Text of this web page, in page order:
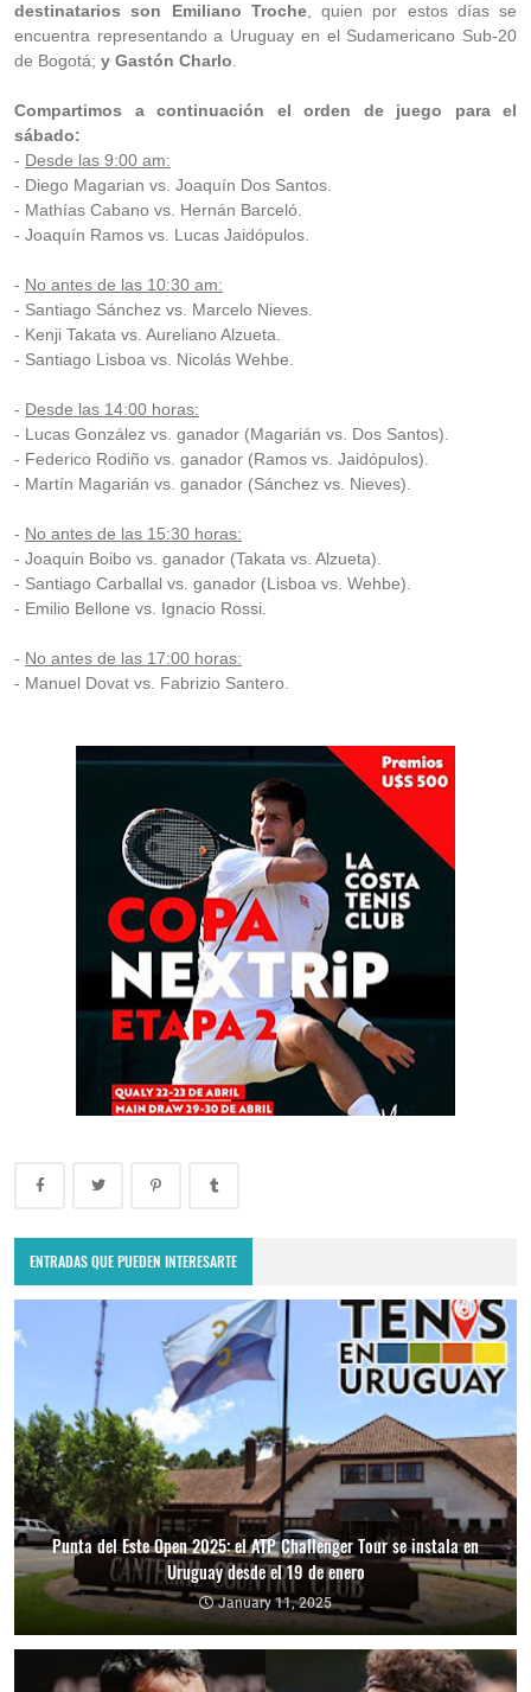
destinatarios son Emiliano Troche, quien por estos días se
encuentra representando a Uruguay en el Sudamericano Sub-20
de Bogotá; y Gastón Charlo
Compartimos a continuación el orden de juego para el
sábado:
- Desde las 9:00 am:
- Diego Magarian vs. Joaquín Dos Santos.
- Mathías Cabano vs. Hernán Barceló.
- Joaquín Ramos vs. Lucas Jaidópulos.
- No antes de las 10:30 am:
- Santiago Sánchez vs. Marcelo Nieves.
- Kenji Takata vs. Aureliano Alzueta.
- Santiago Lisboa vs. Nicolás Wehbe.
- Desde las 14:00 horas:
- Lucas González vs. ganador (Magarián vs. Dos Santos).
- Federico Rodiño vs. ganador (Ramos vs. Jaidópulos).
- Martín Magarián vs. ganador (Sánchez vs. Nieves).
- No antes de las 15:30 horas:
- Joaquin Boibo vs. ganador (Takata vs. Alzueta).
- Santiago Carballal vs. ganador (Lisboa vs. Wehbe).
- Emilio Bellone vs. Ignacio Rossi.
- No antes de las 17:00 horas:
- Manuel Dovat vs. Fabrizio Santero.
ENTRADAS QUE PUEDEN INTERESARTE
Punta del Este Open 2025: el ATP Challenger Tour se instala en
Uruguay desde el 19 de enero
January 11, 2025